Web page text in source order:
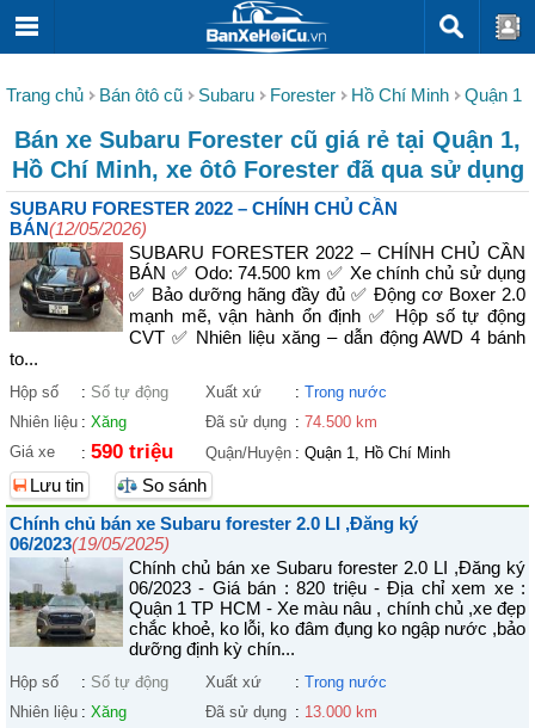
Trang chủ Bán ôtô cũ Subaru Forester Hồ Chí Minh Quận 1
Bán xe Subaru Forester cũ giá rẻ tại Quận 1,
Hồ Chí Minh, xe ôtô Forester đã qua sử dụng
SUBARU FORESTER 2022 – CHÍNH CHỦ CẦN
BÁN(12/05/2026)
SUBARU FORESTER 2022 – CHÍNH CHỦ CẦN
BÁN ✅ Odo: 74.500 km ✅ Xe chính chủ sử dụng
✅ Bảo dưỡng hãng đầy đủ ✅ Động cơ Boxer 2.0
mạnh mẽ, vận hành ổn định ✅ Hộp số tự động
CVT ✅ Nhiên liệu xăng – dẫn động AWD 4 bánh
to...
Hộp số : Số tự động Xuất xứ : Trong nước
Nhiên liệu : Xăng Đã sử dụng : 74.500 km
Giá xe
: 590 triệu Quận/Huyện : Quận 1, Hồ Chí Minh
Lưu tin
So sánh
Chính chủ bán xe Subaru forester 2.0 LI ,Đăng ký
06/2023(19/05/2025)
Chính chủ bán xe Subaru forester 2.0 LI ,Đăng ký
06/2023 - Giá bán : 820 triệu - Địa chỉ xem xe :
Quận 1 TP HCM - Xe màu nâu , chính chủ ,xe đẹp
chắc khoẻ, ko lỗi, ko đâm đụng ko ngập nước ,bảo
dưỡng định kỳ chín...
Hộp số : Số tự động Xuất xứ : Trong nước
Nhiên liệu : Xăng Đã sử dụng : 13.000 km